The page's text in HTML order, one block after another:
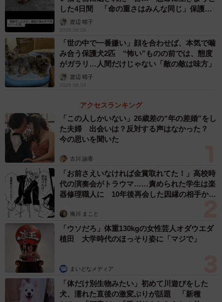
4/7
ずっと遊んでいたいね＝chobico_abyさん提供
東京都在住のWさんは、飼っていた猫をガンで亡くしたの
で、再び猫を飼う勇気はなかったが、だんだん猫好きの気
持ちが勝ってきた。そこで、譲渡会がないか調べ、足を運
した4日間 「命の重さはみんな同じ」保護団
体代表の訴え
渡辺 晴子
2026.08.05
「世の中で一番嫌い」顔を合わせば、本気で噛
み合う保護犬2匹 “怖い”ものの前では、態度
がガラリ…人間だけじゃない「敵の敵は味方」
渡辺 晴子
2026.08.04
アクセスランキング
「この人しかいない」26歳差の“年の差婚”をし
た夫婦 出会いは？反対する声はなかった？
今の思いを聞いた
古川 諭香
「お前さえいなければ金賞取れてた！」高校時
代の演奏会がトラウマ……責められた学生は楽
器修理職人に 10年後再会した因縁の相手から
海川 まこと
「ウソだろ」体重130kgの女性芸人オダウエダ
植田 大学時代のほっそり姿に「マジで」
まいどなメディア
「体だけ別生物みたい」初めて川遊びをした
犬、濡れた直後の激変ぶりが話題 「新種